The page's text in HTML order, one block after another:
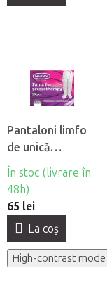
Pantaloni limfo
de unică
folosintă din
material netesut
Beautyfor®, 10
buc
În stoc (livrare în
48h)
65 lei
La coş
High-contrast mode